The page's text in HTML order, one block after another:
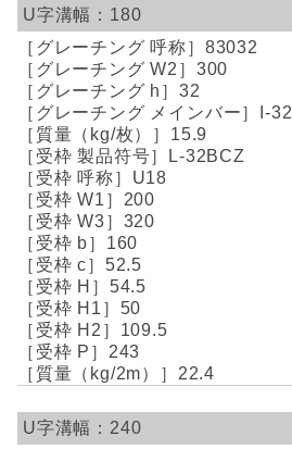
180
83032
300
32
I-32
15.9
L-32BCZ
U18
200
320
160
52.5
54.5
50
109.5
243
22.4
240